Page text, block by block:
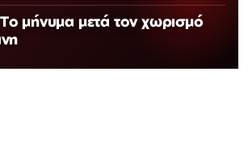
μήνυμα μετά τον χωρισμό